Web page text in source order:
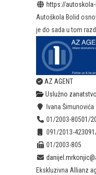
https://
Autoškola Bolid
je do sada u tom
AZ AGENT
Uslužno zanatstvo
Ivana Šimunovića
01/2003-80501/
091/2013-423
01/2003-805
Ekskluzivna Allianz